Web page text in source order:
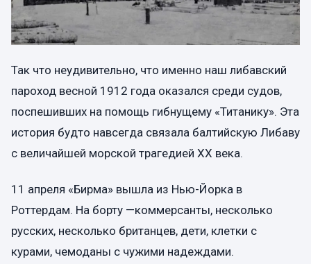
Так что неудивительно, что именно наш либавский
пароход весной 1912 года оказался среди судов,
поспешивших на помощь гибнущему «Титанику». Эта
история будто навсегда связала балтийскую Либаву
с величайшей морской трагедией XX века.
11 апреля «Бирма» вышла из Нью-Йорка в
Роттердам. На борту —коммерсанты, несколько
русских, несколько британцев, дети, клетки с
курами, чемоданы с чужими надеждами.